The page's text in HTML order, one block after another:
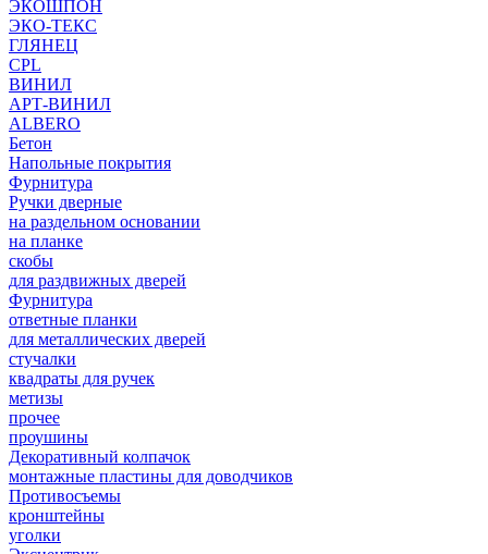
ЭКОШПОН
ЭКО-ТЕКС
ГЛЯНЕЦ
CPL
ВИНИЛ
АРТ-ВИНИЛ
ALBERO
Бетон
Напольные покрытия
Фурнитура
Ручки дверные
на раздельном основании
на планке
скобы
для раздвижных дверей
Фурнитура
ответные планки
для металлических дверей
стучалки
квадраты для ручек
метизы
прочее
проушины
Декоративный колпачок
монтажные пластины для доводчиков
Противосъемы
кронштейны
уголки